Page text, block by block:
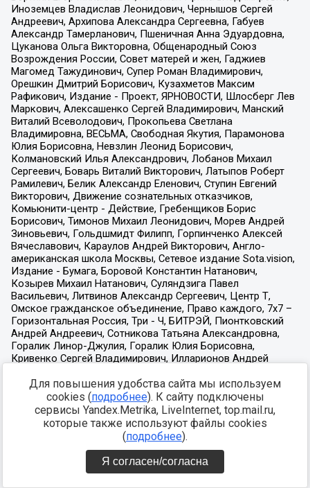
Для повышения удобства сайта мы используем
cookies (подробнее). К сайту подключены
сервисы Yandex.Metrika, LiveInternet, top.mail.ru,
которые также используют файлы cookies
(подробнее).
Я согласен/согласна